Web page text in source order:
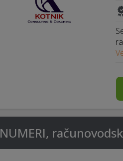
NUMERI,